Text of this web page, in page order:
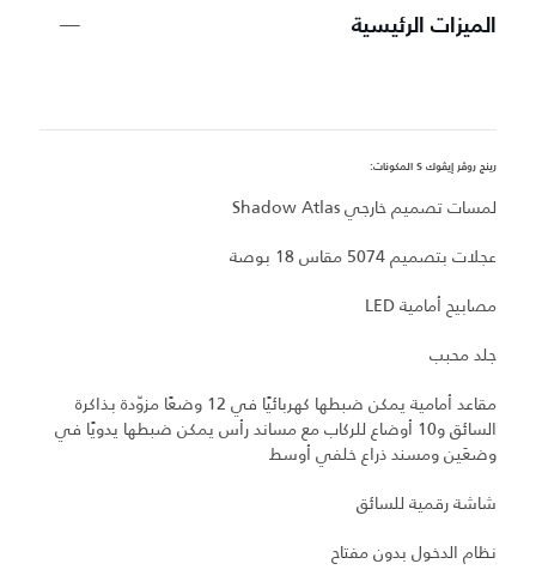
الميزات الرئيسية
رينج روڤر إيڤوك S المكونات:
لمسات تصميم خارجي Shadow Atlas
عجلات بتصميم 5074 مقاس 18 بوصة
مصابيح أمامية LED
جلد محبب
مقاعد أمامية يمكن ضبطها كهربائيًا في 12 وضعًا مزوّدة بذاكرة
السائق و10 أوضاع للركاب مع مساند رأس يمكن ضبطها يدويًا في
وضعَين ومسند ذراع خلفي أوسط
شاشة رقمية للسائق
نظام الدخول بدون مفتاح